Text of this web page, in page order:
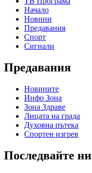
Начало
Новини
Предавания
Спорт
Сигнали
Предавания
Новините
Инфо Зона
Зона Здраве
Лицата на града
Духовна пътека
Спортен изгрев
Последвайте ни